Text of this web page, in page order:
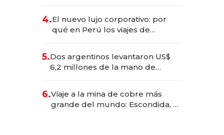
4.El nuevo lujo corporativo: por
qué en Perú los viajes de
transformadoras
5.Dos argentinos levantaron US$
6,2 millones de la mano de
6.Viaje a la mina de cobre más
grande del mundo: Escondida, el